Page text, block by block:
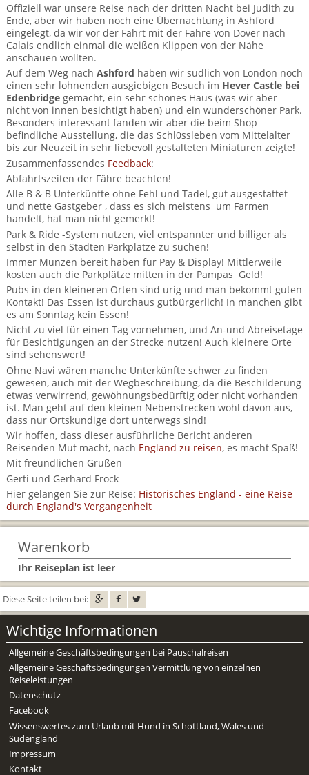
Offiziell war unsere Reise nach der dritten Nacht bei Judith zu
Ende, aber wir haben noch eine Übernachtung in Ashford
eingelegt, da wir vor der Fahrt mit der Fähre von Dover nach
Calais endlich einmal die weißen Klippen von der Nähe
anschauen wollten.
Auf dem Weg nach Ashford haben wir südlich von London noch
einen sehr lohnenden ausgiebigen Besuch im Hever Castle bei
Edenbridgegemacht, ein sehr schönes Haus (was wir aber
nicht von innen besichtigt haben) und ein wunderschöner Park.
Besonders interessant fanden wir aber die beim Shop
befindliche Ausstellung, die das Schl0ssleben vom Mittelalter
bis zur Neuzeit in sehr liebevoll gestalteten Miniaturen zeigte!
Zusammenfassendes Feedback:
Abfahrtszeiten der Fähre beachten!
Alle B & B Unterkünfte ohne Fehl und Tadel, gut ausgestattet
und nette Gastgeber , dass es sich meistens um Farmen
handelt, hat man nicht gemerkt!
Park & Ride -System nutzen, viel entspannter und billiger als
selbst in den Städten Parkplätze zu suchen!
Immer Münzen bereit haben für Pay & Display! Mittlerweile
kosten auch die Parkplätze mitten in der Pampas Geld!
Pubs in den kleineren Orten sind urig und man bekommt guten
Kontakt! Das Essen ist durchaus gutbürgerlich! In manchen gibt
es am Sonntag kein Essen!
Nicht zu viel für einen Tag vornehmen, und An-und Abreisetage
für Besichtigungen an der Strecke nutzen! Auch kleinere Orte
sind sehenswert!
Ohne Navi wären manche Unterkünfte schwer zu finden
gewesen, auch mit der Wegbeschreibung, da die Beschilderung
etwas verwirrend, gewöhnungsbedürftig oder nicht vorhanden
ist. Man geht auf den kleinen Nebenstrecken wohl davon aus,
dass nur Ortskundige dort unterwegs sind!
Wir hoffen, dass dieser ausführliche Bericht anderen
Reisenden Mut macht, nach England zu reisen, es macht Spaß!
Mit freundlichen Grüßen
Gerti und Gerhard Frock
Hier gelangen Sie zur Reise: Historisches England - eine Reise
durch England's Vergangenheit
Warenkorb
Ihr Reiseplan ist leer
Diese Seite teilen bei:
Wichtige Informationen
Allgemeine Geschäftsbedingungen bei Pauschalreisen
Allgemeine Geschäftsbedingungen Vermittlung von einzelnen
Reiseleistungen
Datenschutz
Facebook
Wissenswertes zum Urlaub mit Hund in Schottland, Wales und
Südengland
Impressum
Kontakt